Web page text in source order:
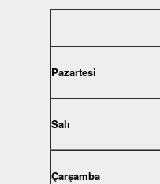
Pazartesi
Salı
Çarşamba